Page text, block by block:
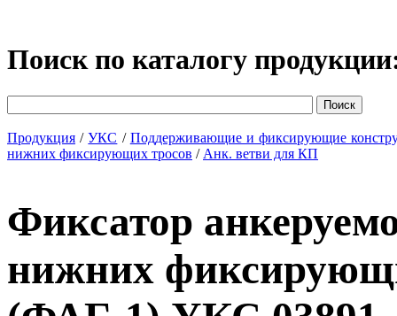
Поиск по каталогу
Продукция /УКС / Поддерживающие и фиксирующие
нижних фиксирующих тросов / Анк. ветви для КП
Фиксатор
нижних